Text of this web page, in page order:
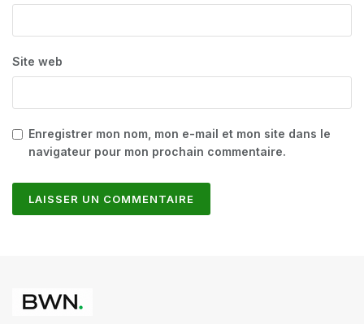
Site web
Enregistrer mon nom, mon e-mail et mon site dans le
navigateur pour mon prochain commentaire.